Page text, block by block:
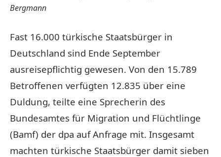
Bergmann
Fast 16.000 türkische Staatsbürger in
Deutschland sind Ende September
ausreisepflichtig gewesen. Von den 15.789
Betroffenen verfügten 12.835 über eine
Duldung, teilte eine Sprecherin des
Bundesamtes für Migration und Flüchtlinge
(Bamf) der dpa auf Anfrage mit. Insgesamt
machten türkische Staatsbürger damit sieben